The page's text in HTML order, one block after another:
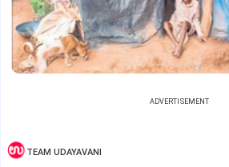
ADVERTISEMENT
TEAM UDAYAVANI